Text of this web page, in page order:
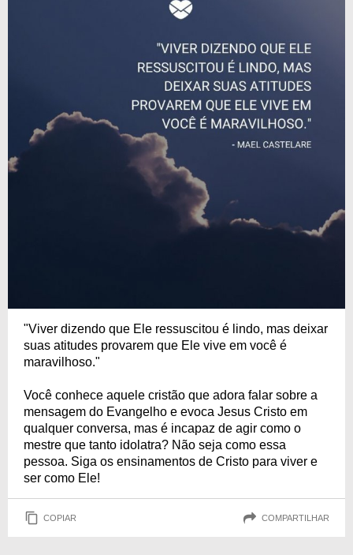
"Viver dizendo que Ele ressuscitou é lindo, mas deixar
suas atitudes provarem que Ele vive em você é
maravilhoso."
Você conhece aquele cristão que adora falar sobre a
mensagem do Evangelho e evoca Jesus Cristo em
qualquer conversa, mas é incapaz de agir como o
mestre que tanto idolatra? Não seja como essa
pessoa. Siga os ensinamentos de Cristo para viver e
ser como Ele!
COPIAR COMPARTILHAR